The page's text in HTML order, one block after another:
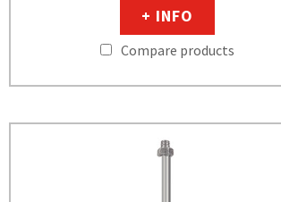
+ INFO
Compare products